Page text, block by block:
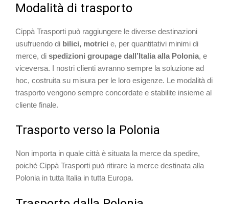
Modalità di trasporto
Cippà Trasporti può raggiungere le diverse destinazioni
usufruendo di bilici, motrici e, per quantitativi minimi di
merce, di spedizioni groupage dall’Italia alla Polonia, e
viceversa. I nostri clienti avranno sempre la soluzione ad
hoc, costruita su misura per le loro esigenze. Le modalità di
trasporto vengono sempre concordate e stabilite insieme al
cliente finale.
Trasporto verso la Polonia
Non importa in quale città è situata la merce da spedire,
poiché Cippà Trasporti può ritirare la merce destinata alla
Polonia in tutta Italia in tutta Europa.